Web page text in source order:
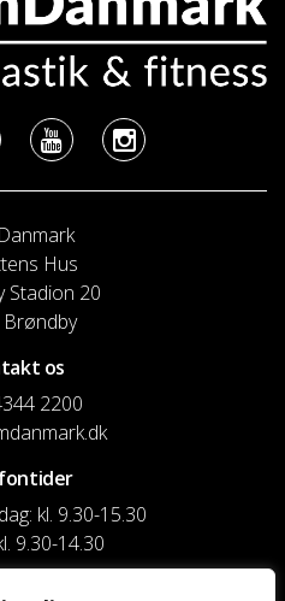
Hus
Stadion 20
os
2200
kl. 9.30-15.30
9.30-14.30